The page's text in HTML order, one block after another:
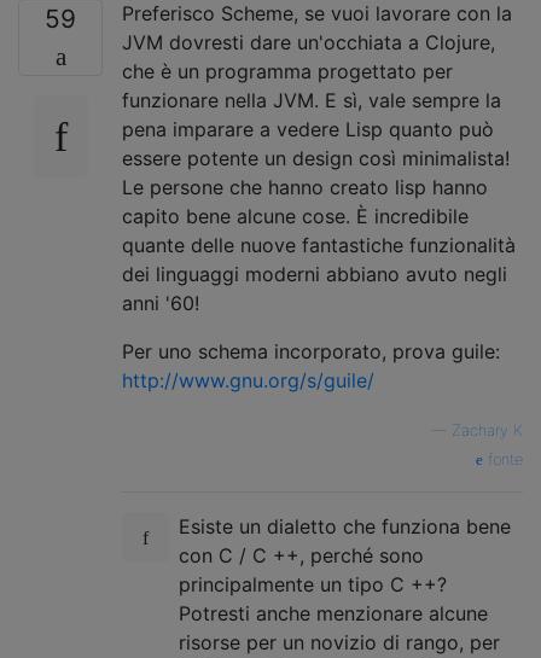
59
Preferisco Scheme, se vuoi lavorare con la
JVM dovresti dare un'occhiata a Clojure,
che è un programma progettato per
funzionare nella JVM. E sì, vale sempre la
pena imparare a vedere Lisp quanto può
essere potente un design così minimalista!
Le persone che hanno creato lisp hanno
capito bene alcune cose. È incredibile
quante delle nuove fantastiche funzionalità
dei linguaggi moderni abbiano avuto negli
anni '60!
Per uno schema incorporato, prova guile:
http://www.gnu.org/s/guile/
Zachary K
fonte
Esiste un dialetto che funziona bene
con C / C ++, perché sono
principalmente un tipo C ++?
Potresti anche menzionare alcune
risorse per un novizio di rango, per